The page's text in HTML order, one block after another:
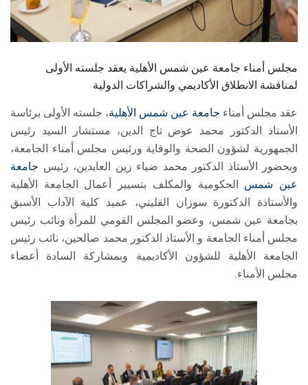
الزائـرون
مجلس أمناء جامعة عين شمس الأهلية يعقد جلسته الأولى
لمناقشة الانطلاق الأكاديمي والشراكات الدولية
عقد مجلس أمناء جامعة عين شمس الأهلية، جلسته الأولى برئاسة
الأستاذ الدكتور محمد عوض تاج الدين، مستشار السيد رئيس
الجمهورية لشؤون الصحة والوقاية ورئيس مجلس أمناء الجامعة،
وبحضور الأستاذ الدكتور محمد ضياء زين العابدين، رئيس جامعة
عين شمس الحكومية والمكلف بتسيير أعمال الجامعة الأهلية
والأستاذة الدكتورة سوزان القليني، عميد كلية الآداب الأسبق
بجامعة عين شمس، وعضو المجلس القومي للمرأة ونائب رئيس
مجلس أمناء الجامعة و الأستاذ الدكتور محمد صالحين، نائب رئيس
الجامعة الأهلية للشؤون الأكاديمية وبمشاركة السادة أعضاء
مجلس الأمناء.